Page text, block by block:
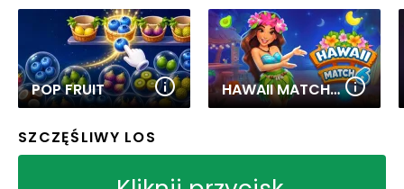
POP FRUIT HAWAII MATCH 6
SZCZĘŚLIWY LOS